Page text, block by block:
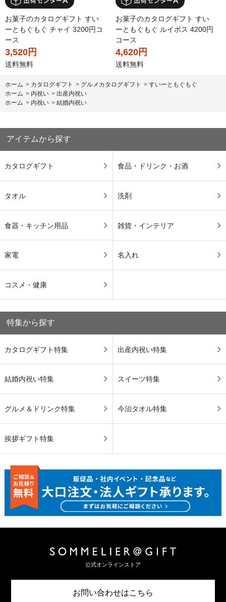
お菓子のカタログギフト すい
ーともぐもぐ チャイ 3200円コ
ース
3,520円
送料無料
お菓子のカタログギフト すい
ーともぐもぐ ルイボス 4200円
コース
4,620円
送料無料
ホーム > カタログギフト > グルメカタログギフト > すいーともぐもぐ
ホーム > 内祝い > 出産内祝い
ホーム > 内祝い > 結婚内祝い
アイテムから探す
カタログギフト 食品・ドリンク・お酒
タオル 洗剤
食器・キッチン用品 雑貨・インテリア
家電 名入れ
コスメ・健康
特集から探す
カタログギフト特集 出産内祝い特集
結婚内祝い特集 スイーツ特集
グルメ＆ドリンク特集 今治タオル特集
挨拶ギフト特集
公式オンラインストア
お問い合わせはこちら